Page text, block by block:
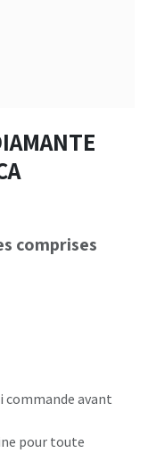
comprises
commande avant
pour toute